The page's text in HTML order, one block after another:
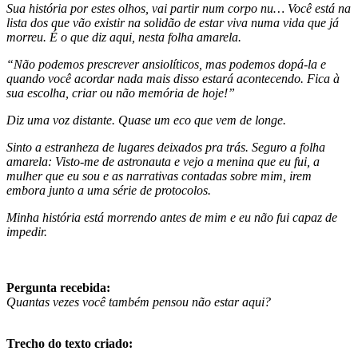
Sua história por estes olhos, vai partir num corpo nu… Você está na
lista dos que vão existir na solidão de estar viva numa vida que já
morreu. É o que diz aqui, nesta folha amarela.
“Não podemos prescrever ansiolíticos, mas podemos dopá-la e
quando você acordar nada mais disso estará acontecendo. Fica à
sua escolha, criar ou não memória de hoje!”
Diz uma voz distante. Quase um eco que vem de longe.
Sinto a estranheza de lugares deixados pra trás. Seguro a folha
amarela: Visto-me de astronauta e vejo a menina que eu fui, a
mulher que eu sou e as narrativas contadas sobre mim, irem
embora junto a uma série de protocolos.
Minha história está morrendo antes de mim e eu não fui capaz de
impedir.
Pergunta recebida:
Quantas vezes você também pensou não estar aqui?
Trecho do texto criado: